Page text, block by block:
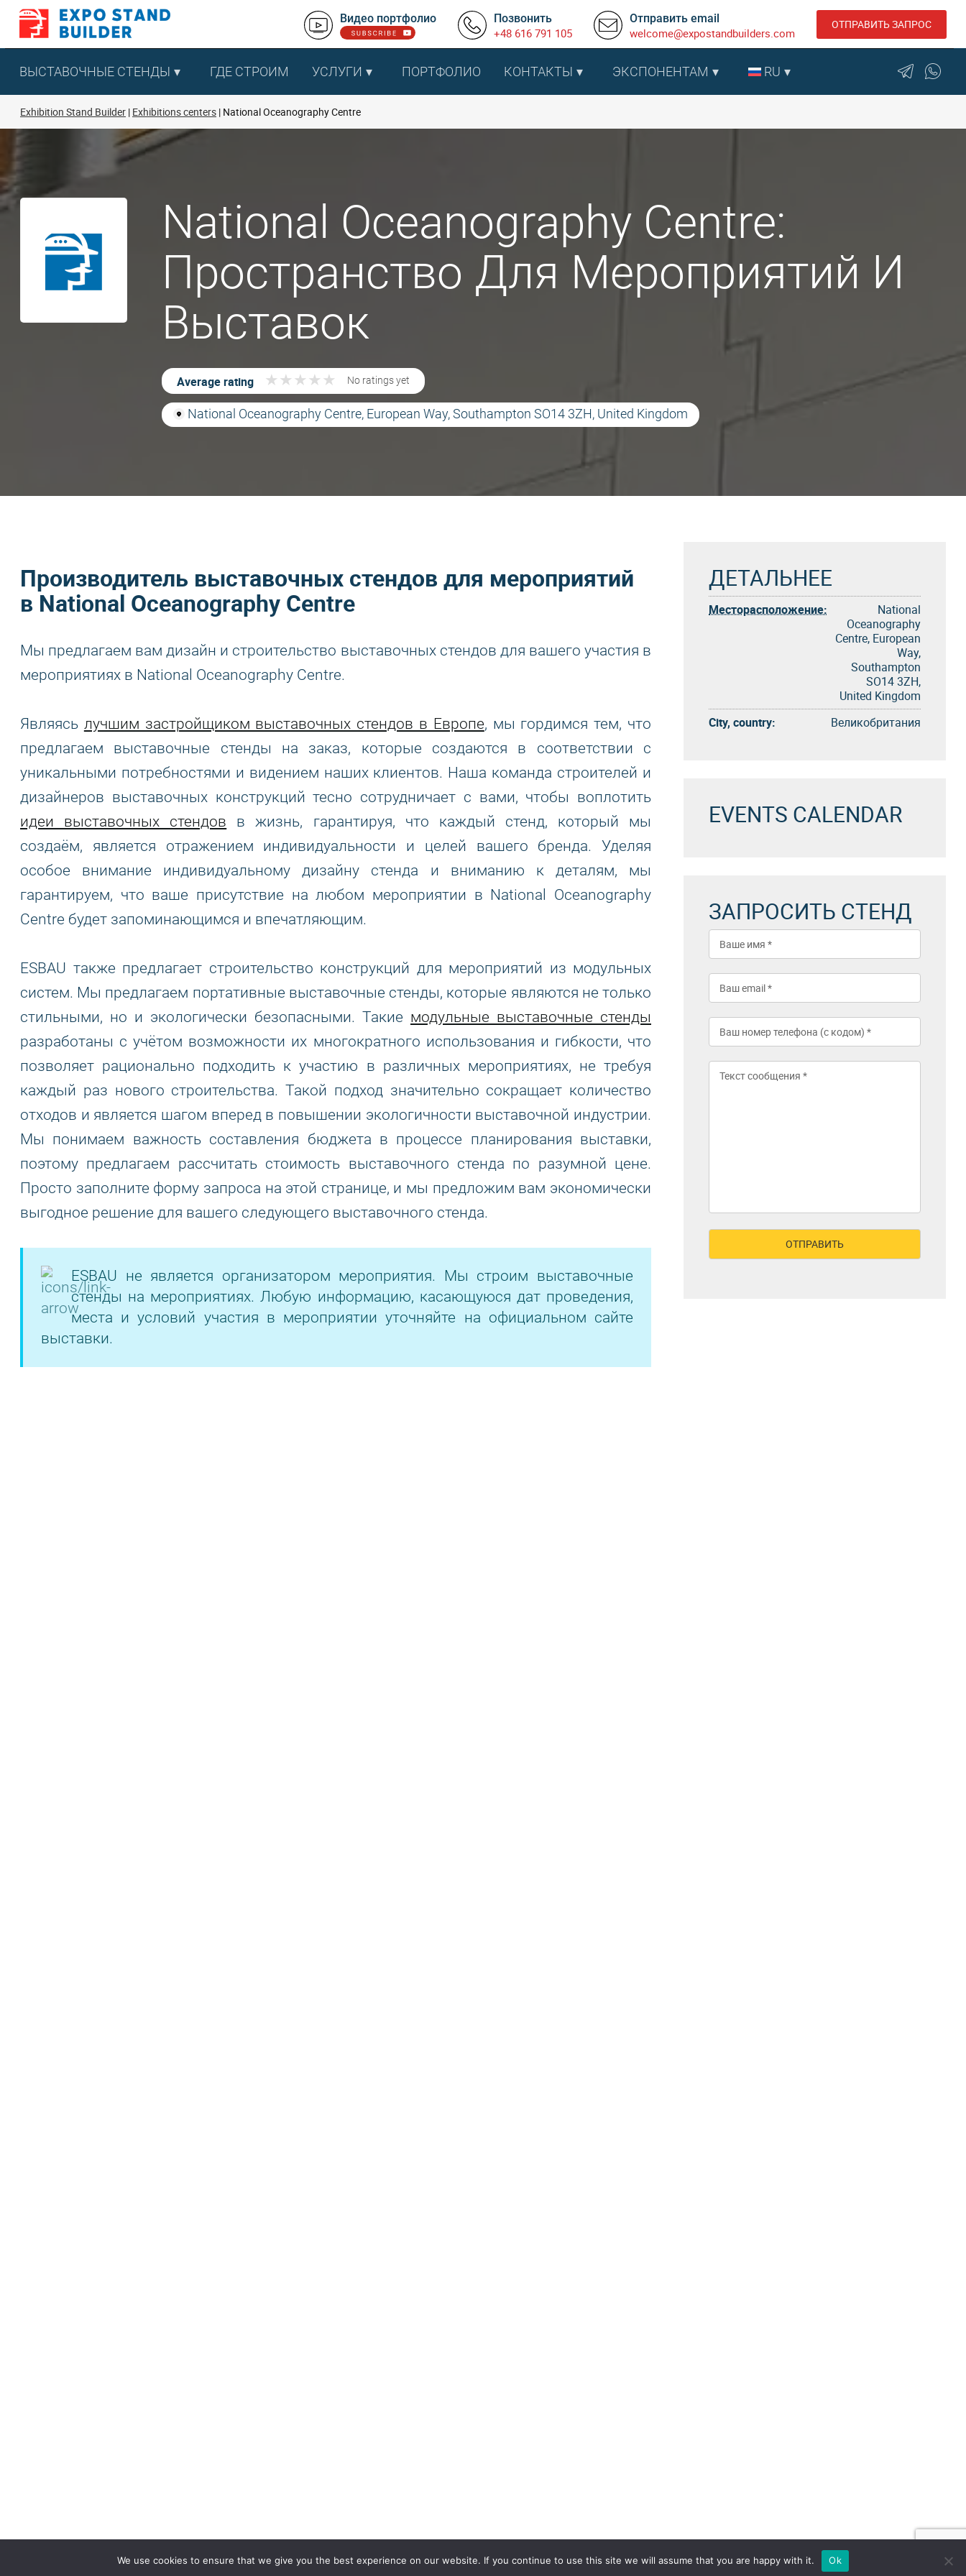
Перейти
содержанию
Видео портфолио Позвонить
+48 616 791 105
Отправить email
welcome@expostandbuilders.com
ОТПРАВИТЬ ЗАПРОС
ВЫСТАВОЧНЫЕ СТЕНДЫ ГДЕ СТРОИМ УСЛУГИ ПОРТФОЛИО КОНТАКТЫ ЭКСПОНЕНТАМ RU
Exhibition Stand Builder Exhibitions centers National Oceanography Centre
National Oceanography Centre:
Пространство Для Мероприятий И
Выставок
Average rating ★ ★ ★ ★ ★
★ ★ ★ ★ ★ No ratings yet
National Oceanography Centre, European Way, Southampton SO14 3ZH, United Kingdom
Производитель выставочных стендов для мероприятий
в National Oceanography Centre
Мы предлагаем вам дизайн и строительство выставочных стендов для вашего участия в
мероприятиях в National Oceanography Centre.
Являясь лучшим застройщиком выставочных стендов в Европе, мы гордимся тем, что
предлагаем выставочные стенды на заказ, которые создаются в соответствии с
уникальными потребностями и видением наших клиентов. Наша команда строителей и
дизайнеров выставочных конструкций тесно сотрудничает с вами, чтобы воплотить
идеи выставочных стендов в жизнь, гарантируя, что каждый стенд, который мы
создаём, является отражением индивидуальности и целей вашего бренда. Уделяя
особое внимание индивидуальному дизайну стенда и вниманию к деталям, мы
гарантируем, что ваше присутствие на любом мероприятии в National Oceanography
Centre будет запоминающимся и впечатляющим.
ESBAU также предлагает строительство конструкций для мероприятий из модульных
систем. Мы предлагаем портативные выставочные стенды, которые являются не только
стильными, но и экологически безопасными. Такие модульные выставочные стенды
разработаны с учётом возможности их многократного использования и гибкости, что
позволяет рационально подходить к участию в различных мероприятиях, не требуя
каждый раз нового строительства. Такой подход значительно сокращает количество
отходов и является шагом вперед в повышении экологичности выставочной индустрии.
Мы понимаем важность составления бюджета в процессе планирования выставки,
поэтому предлагаем рассчитать стоимость выставочного стенда по разумной цене.
Просто заполните форму запроса на этой странице, и мы предложим вам экономически
выгодное решение для вашего следующего выставочного стенда.
ESBAU не является организатором мероприятия. Мы строим выставочные
стенды на мероприятиях. Любую информацию, касающуюся дат проведения,
места и условий участия в мероприятии уточняйте на официальном сайте
выставки.
ДЕТАЛЬНЕЕ
Месторасположение:
National
Oceanography
Centre, European
Way,
Southampton
SO14 3ZH,
United Kingdom
City, country:
Великобритания
EVENTS CALENDAR
ЗАПРОСИТЬ СТЕНД
We use cookies to ensure that we give you the best experience on our website. If you continue to use this site we will assume that you are happy with it. Ok